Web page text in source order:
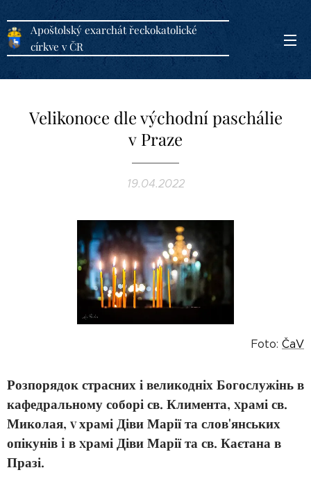
Apoštolský exarchát řeckokatolické
církve v ČR
Velikonoce dle východní paschálie
v Praze
19.04.2022
Foto: ČaV
Розпорядок страсних і великодніх Богослужінь в
кафедральному соборі св. Климента, xрамі св.
Миколая, v храмі Діви Марії та слов'янських
опікунів i в xрамі Діви Марії та св. Каєтана в
Празі.